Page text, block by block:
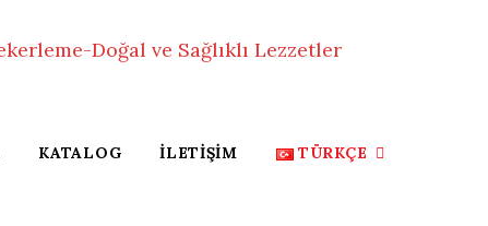
KATALOG İLETIŞIM TÜRKÇE